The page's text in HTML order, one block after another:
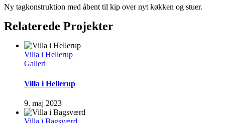
Ny tagkonstruktion med åbent til kip over nyt køkken og stuer.
Relaterede Projekter
Villa i Hellerup
Galleri
Villa i Hellerup
9. maj 2023
Villa i Bagsværd